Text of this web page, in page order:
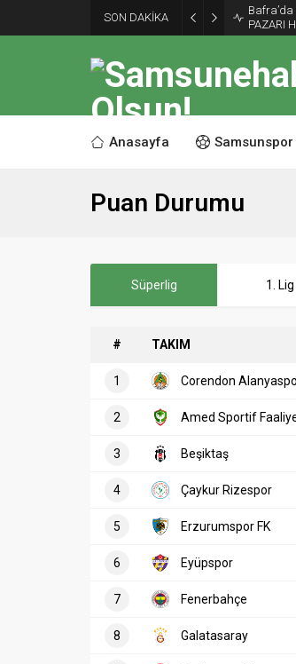
SON DAKİKA VALİ
Anasayfa Samsunspor
Puan Durumu
Süperlig 1. Lig
# TAKIM
1 Corendon
2 Amed Sportif
3 Beşiktaş
4 Çaykur Rizespor
5 Erzurumspor FK
6 Eyüpspor
7 Fenerbahçe
8 Galatasaray